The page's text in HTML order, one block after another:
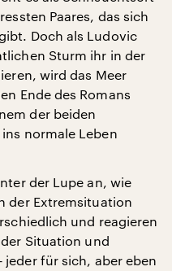
Paares, das sich
Doch als Ludovic
Sturm ihr in der
wird das Meer
Ende des Romans
der beiden
normale Leben
der Lupe an, wie
der Extremsituation
und reagieren
Situation und
für sich, aber eben